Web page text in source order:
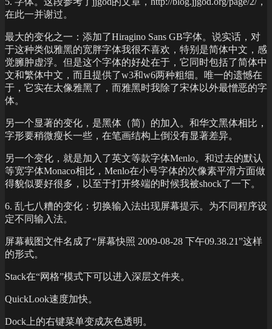
在此一并谢过。
最大的变化之一：添加了Hiragino Sans GB字体。说实话，对
于这种类似雅黑的宽胖字体我很不喜欢，特别是简体中文，感
觉臃肿虚浮。但是这个字体的好处在于，它同时包括了简体中
文和繁体中文，而且提供了w3和w6两种粗细。唯一的遗憾在
于，它实在太像雅黑了，而雅黑时我除了宋体以外最憎恶的字
体。
另一个显著的变化，是黑体（简）的加入。和华文黑体相比，
字形要稍微瘦长一些，在笔画结构上倒没有显著差异。
另一个变化，就是加入了英文等款字体Menlo。和过去的默认
等宽字体Monaco相比，Menlo在小号字体的次像素平滑方面做
得貌似要好很多，以至于打开终端的时候我被shock了一下。
6. 乱七八糟的变化：切换输入法出现屏幕提示。为不同程序设
定不同输入法。
屏幕截图文件名成了“屏幕快照 2009-08-28 下午09.38.21”这样
的形式。
Stack在“网格”模式下可以进入深层文件夹。
QuickLook速度加快。
Dock上的右键菜单变成灰色透明。